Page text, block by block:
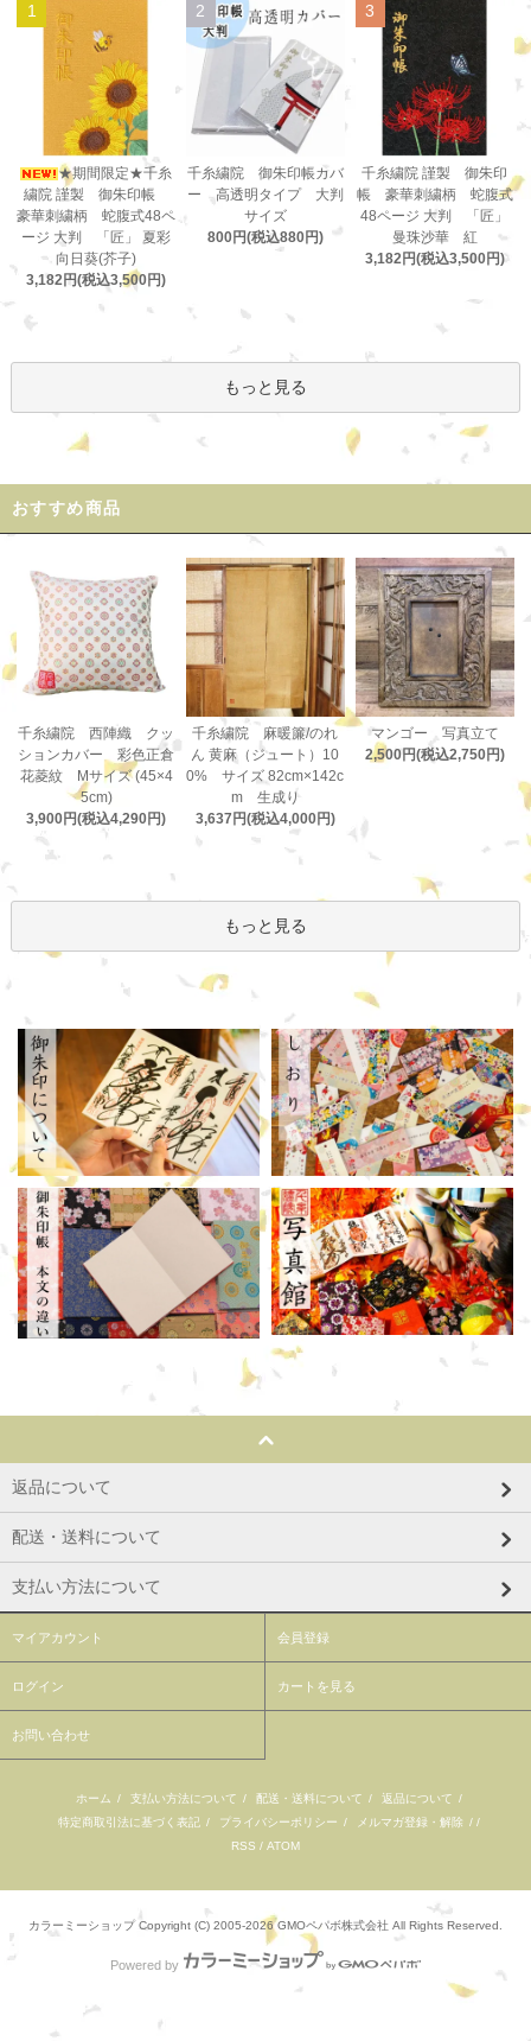
1
★期間限定★千糸
繍院 謹製 御朱印帳
豪華刺繍柄 蛇腹式48ペ
ージ 大判 「匠」 夏彩
向日葵(芥子)
3,182円(税込3,500円)
2
千糸繍院 御朱印帳カバ
ー 高透明タイプ 大判
サイズ
800円(税込880円)
3
千糸繍院 謹製 御朱印
帳 豪華刺繍柄 蛇腹式
48ページ 大判 「匠」
曼珠沙華 紅
3,182円(税込3,500円)
もっと見る
おすすめ商品
千糸繍院 西陣織 クッ
ションカバー 彩色正倉
花菱紋 Mサイズ (45×4
5cm)
3,900円(税込4,290円)
千糸繍院 麻暖簾/のれ
ん 黄麻（ジュート）10
0% サイズ 82cm×142c
m 生成り
3,637円(税込4,000円)
マンゴー 写真立て
2,500円(税込2,750円)
もっと見る
返品について
配送・送料について
支払い方法について
マイアカウント 会員登録
ログイン カートを見る
お問い合わせ
ホーム / 支払い方法について / 配送・送料について / 返品について /
特定商取引法に基づく表記 / プライバシーポリシー / メルマガ登録・解除 / /
RSS / ATOM
カラーミーショップCopyright (C) 2005-2026GMOペパボ株式会社 All Rights Reserved.
Powered by